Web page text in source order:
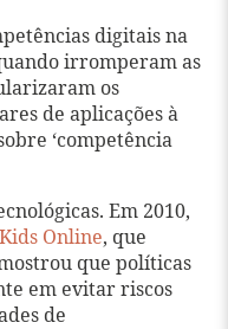
digitais na
irromperam as
os
de aplicações à
‘competência
Em 2010,
Online, que
que políticas
em evitar riscos
de